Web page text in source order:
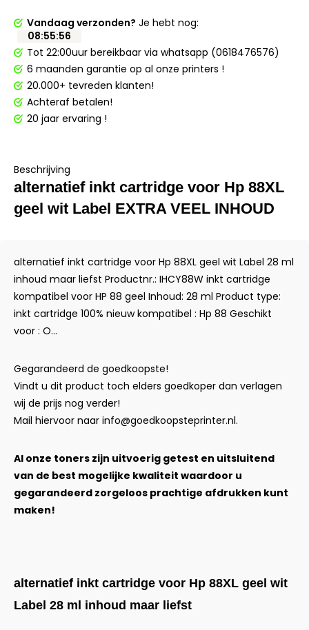
Vandaag verzonden? Je hebt nog:
08:55:56
Tot 22:00uur bereikbaar via whatsapp (0618476576)
6 maanden garantie op al onze printers !
20.000+ tevreden klanten!
Achteraf betalen!
20 jaar ervaring !
Beschrijving
alternatief inkt cartridge voor Hp 88XL
geel wit Label EXTRA VEEL INHOUD
alternatief inkt cartridge voor Hp 88XL geel wit Label 28 ml
inhoud maar liefst Productnr.: IHCY88W inkt cartridge
kompatibel voor HP 88 geel Inhoud: 28 ml Product type:
inkt cartridge 100% nieuw kompatibel : Hp 88 Geschikt
voor : O...
Gegarandeerd de goedkoopste!
Vindt u dit product toch elders goedkoper dan verlagen
wij de prijs nog verder!
Mail hiervoor naar info@goedkoopsteprinter.nl.
Al onze toners zijn uitvoerig getest en uitsluitend
van de best mogelijke kwaliteit waardoor u
gegarandeerd zorgeloos prachtige afdrukken kunt
maken!
alternatief inkt cartridge voor Hp 88XL geel wit
Label 28 ml inhoud maar liefst